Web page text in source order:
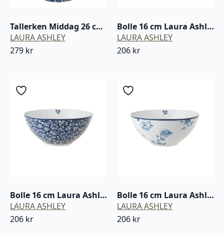
Tallerken Middag 26 cm Laura Ashley Sweet Allysum blå / hvit porselen
LAURA ASHLEY
279 kr
Bolle 16 cm Laura Ashley Floris blå / hvit porselen
LAURA ASHLEY
206 kr
Bolle 16 cm Laura Ashley Sweet Allysum blå / hvit porselen
LAURA ASHLEY
206 kr
Bolle 16 cm Laura Ashley Chinese Rose blå / hvit porselen
LAURA ASHLEY
206 kr